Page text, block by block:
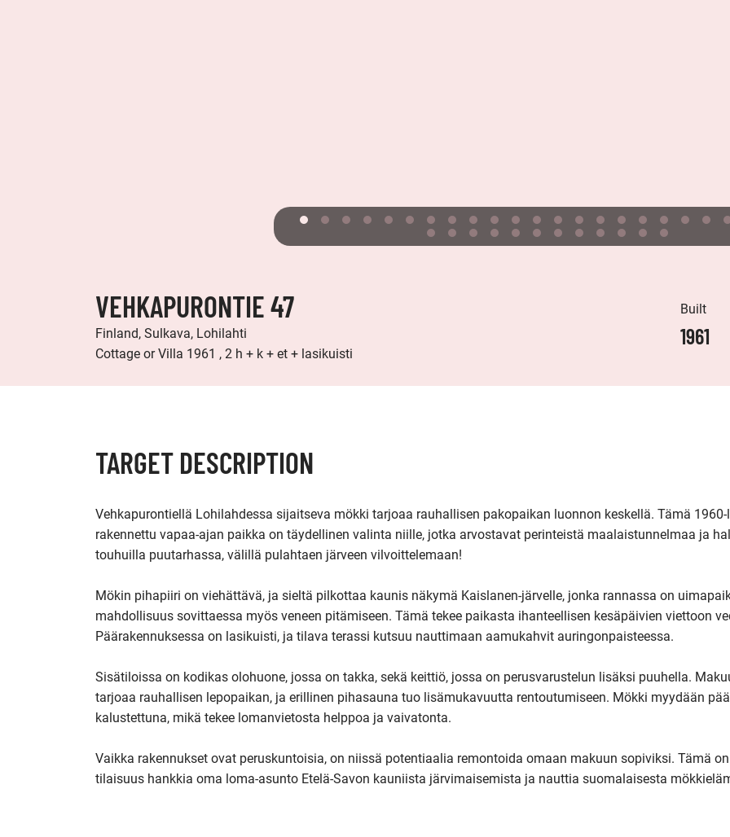
VEHKAPURONTIE 47
Finland, Sulkava, Lohilahti
Cottage or Villa 1961 , 2 h + k + et + lasikuisti
Built
1961
TARGET DESCRIPTION
Vehkapurontiellä Lohilahdessa sijaitseva mökki tarjoaa rauhallisen pakopaikan luonnon keskellä. Tämä
rakennettu vapaa-ajan paikka on täydellinen valinta niille, jotka arvostavat perinteistä maalaistunnelmaa ja
touhuilla puutarhassa, välillä pulahtaen järveen vilvoittelemaan!
Mökin pihapiiri on viehättävä, ja sieltä pilkottaa kaunis näkymä Kaislanen-järvelle, jonka rannassa on
mahdollisuus sovittaessa myös veneen pitämiseen. Tämä tekee paikasta ihanteellisen kesäpäivien viettoon
Päärakennuksessa on lasikuisti, ja tilava terassi kutsuu nauttimaan aamukahvit auringonpaisteessa.
Sisätiloissa on kodikas olohuone, jossa on takka, sekä keittiö, jossa on perusvarustelun lisäksi puuhella.
tarjoaa rauhallisen lepopaikan, ja erillinen pihasauna tuo lisämukavuutta rentoutumiseen. Mökki myydään
kalustettuna, mikä tekee lomanvietosta helppoa ja vaivatonta.
Vaikka rakennukset ovat peruskuntoisia, on niissä potentiaalia remontoida omaan makuun sopiviksi. Tämä
tilaisuus hankkia oma loma-asunto Etelä-Savon kauniista järvimaisemista ja nauttia suomalaisesta